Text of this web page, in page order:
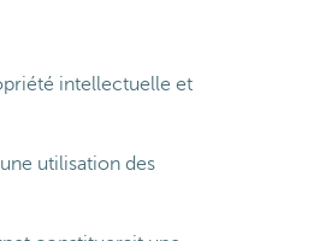
intellectuelle et
utilisation des